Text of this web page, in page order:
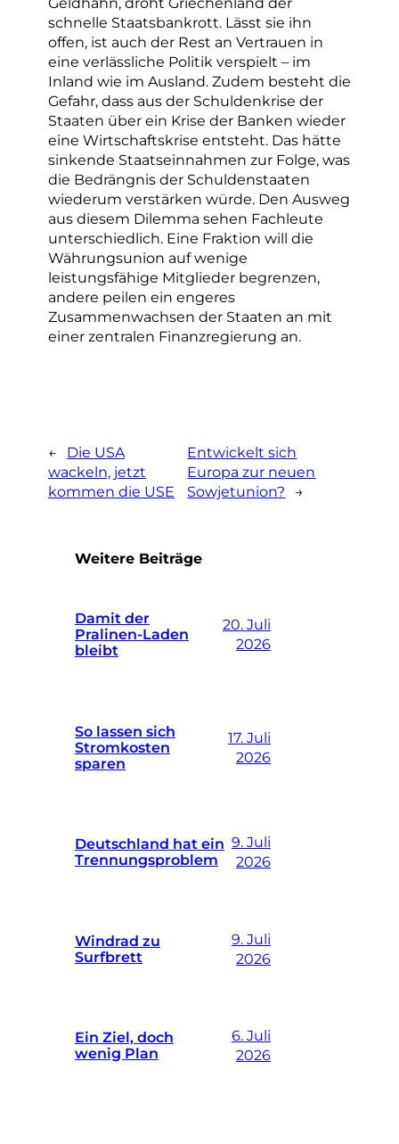
schnelle Staatsbankrott. Lässt sie ihn
offen, ist auch der Rest an Vertrauen in
eine verlässliche Politik verspielt – im
Inland wie im Ausland. Zudem besteht die
Gefahr, dass aus der Schuldenkrise der
Staaten über ein Krise der Banken wieder
eine Wirtschaftskrise entsteht. Das hätte
sinkende Staatseinnahmen zur Folge, was
die Bedrängnis der Schuldenstaaten
wiederum verstärken würde. Den Ausweg
aus diesem Dilemma sehen Fachleute
unterschiedlich. Eine Fraktion will die
Währungsunion auf wenige
leistungsfähige Mitglieder begrenzen,
andere peilen ein engeres
Zusammenwachsen der Staaten an mit
einer zentralen Finanzregierung an.
←
Die USA
wackeln, jetzt
kommen die USE
Entwickelt sich
Europa zur neuen
Sowjetunion?
→
Weitere Beiträge
Damit der
Pralinen-Laden
bleibt
20. Juli
2026
So lassen sich
Stromkosten
sparen
17. Juli
2026
Deutschland hat ein
Trennungsproblem
9. Juli
2026
Windrad zu
Surfbrett
9. Juli
2026
Ein Ziel, doch
wenig Plan
6. Juli
2026